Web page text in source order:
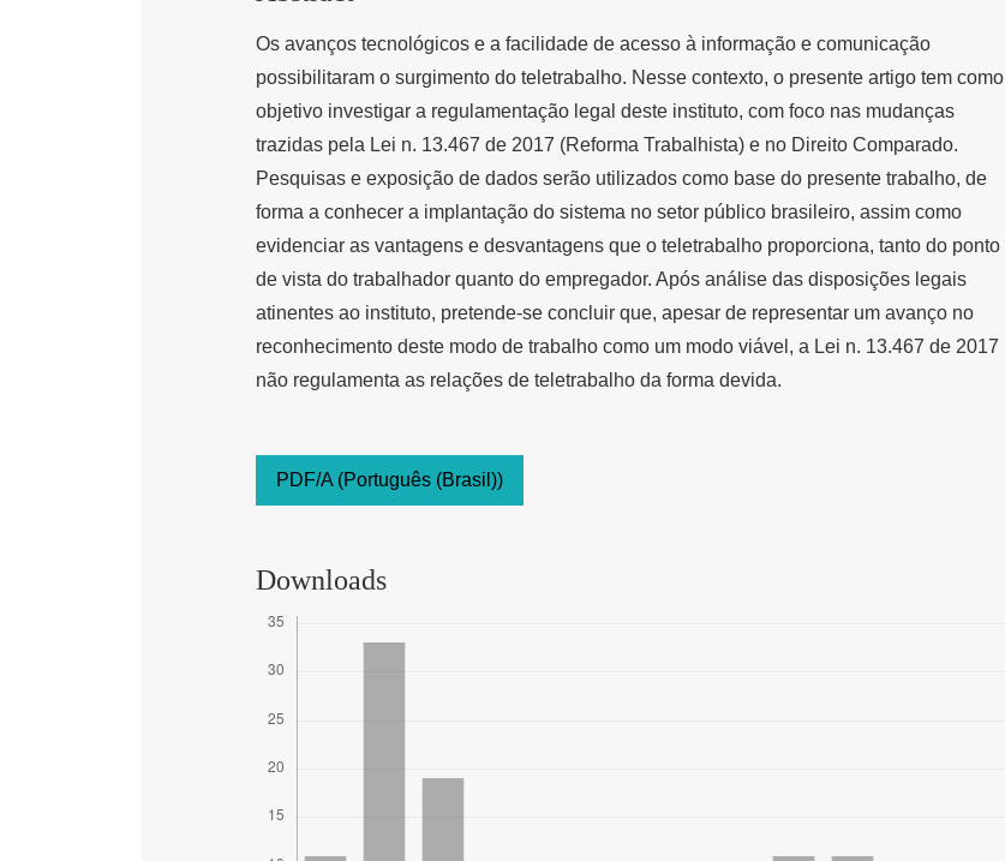
Os avanços tecnológicos e a facilidade de acesso à informação e comunicação
possibilitaram o surgimento do teletrabalho. Nesse contexto, o presente artigo tem como
objetivo investigar a regulamentação legal deste instituto, com foco nas mudanças
trazidas pela Lei n. 13.467 de 2017 (Reforma Trabalhista) e no Direito Comparado.
Pesquisas e exposição de dados serão utilizados como base do presente trabalho, de
forma a conhecer a implantação do sistema no setor público brasileiro, assim como
evidenciar as vantagens e desvantagens que o teletrabalho proporciona, tanto do ponto
de vista do trabalhador quanto do empregador. Após análise das disposições legais
atinentes ao instituto, pretende-se concluir que, apesar de representar um avanço no
reconhecimento deste modo de trabalho como um modo viável, a Lei n. 13.467 de 2017
não regulamenta as relações de teletrabalho da forma devida.
PDF/A (Português (Brasil))
Downloads